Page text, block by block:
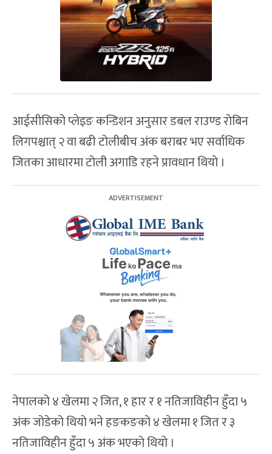
आईसीसिको प्लेइङ कन्डिशन अनुसार डबल राउण्ड रोबिन
लिगपश्चात् २ वा बढी टोलीबीच अंक बराबर भए सर्वाधिक
जितका आधारमा टोली अगाडि रहने प्रावधान थियो ।
नेपालको ४ खेलमा २ जित, १ हार र १ नतिजाविहीन हुँदा ५
अंक जोडेको थियो भने हङकङको ४ खेलमा १ जित र ३
नतिजाविहीन हुँदा ५ अंक भएको थियो ।